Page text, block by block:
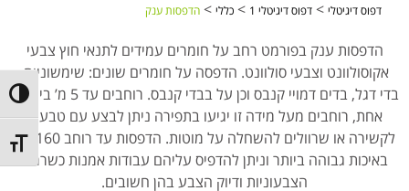
size
דפוס דיגיטלי >דפוס דיגיטלי 1 >כללי >הדפסות ענק
הדפסות ענק בפורמט רחב על חומרים עמידים לתנאי חוץ צבעי
אקוסולוונט וצבעי סולוונט. הדפסה על חומרים שונים: שימשוניות,
בדי דגל, בדים דמויי קנבס וכן על בבדי קנבס. רוחבים עד 5 מ’ ביחידה
אחת, רוחבים מעל מידה זו יגיעו בתפירה ניתן לבצע עם טבעות
לקשירה או שרוולים להשחלה על מוטות. הדפסות עד רוחב 160 הם
באיכות גבוהה ביותר וניתן להדפיס עליהם עבודות אמנות כשרמת
הצבעוניות ודיוק הצבע בהן חשובים.